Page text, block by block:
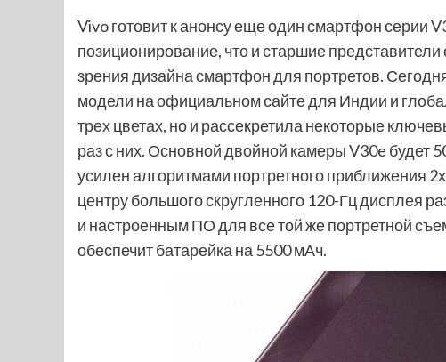
Vivo готовит к анонсу еще один смартфон серии
позиционирование, что и старшие
зрения дизайна смартфон для портретов.
модели на официальном сайте для Индии и
трех цветах, но и рассекретила некоторые
раз с них. Основной двойной камеры V30e будет
усилен алгоритмами портретного приближения
центру большого скругленного 120-Гц дисплея
и настроенным ПО для все той же портретной
обеспечит батарейка на 5500 мАч.